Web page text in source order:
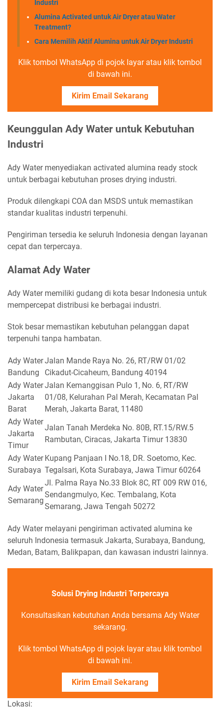
Industri
Alumina Activated untuk Air Dryer atau Water
Treatment?
Cara Memilih Aktif Alumina untuk Air Dryer Industri
Klik tombol WhatsApp di pojok layar atau klik tombol
di bawah ini.
Kirim Email Sekarang
Keunggulan Ady Water untuk Kebutuhan
Industri
Ady Water menyediakan activated alumina ready stock
untuk berbagai kebutuhan proses drying industri.
Produk dilengkapi COA dan MSDS untuk memastikan
standar kualitas industri terpenuhi.
Pengiriman tersedia ke seluruh Indonesia dengan layanan
cepat dan terpercaya.
Alamat Ady Water
Ady Water memiliki gudang di kota besar Indonesia untuk
mempercepat distribusi ke berbagai industri.
Stok besar memastikan kebutuhan pelanggan dapat
terpenuhi tanpa hambatan.
Ady Water
Bandung
Jalan Mande Raya No. 26, RT/RW 01/02
Cikadut-Cicaheum, Bandung 40194
Ady Water
Jakarta
Barat
Jalan Kemanggisan Pulo 1, No. 6, RT/RW
01/08, Kelurahan Pal Merah, Kecamatan Pal
Merah, Jakarta Barat, 11480
Ady Water
Jakarta
Timur
Jalan Tanah Merdeka No. 80B, RT.15/RW.5
Rambutan, Ciracas, Jakarta Timur 13830
Ady Water
Surabaya
Kupang Panjaan I No.18, DR. Soetomo, Kec.
Tegalsari, Kota Surabaya, Jawa Timur 60264
Ady Water
Semarang
Jl. Palma Raya No.33 Blok 8C, RT 009 RW 016,
Sendangmulyo, Kec. Tembalang, Kota
Semarang, Jawa Tengah 50272
Ady Water melayani pengiriman activated alumina ke
seluruh Indonesia termasuk Jakarta, Surabaya, Bandung,
Medan, Batam, Balikpapan, dan kawasan industri lainnya.
Solusi Drying Industri Terpercaya
Konsultasikan kebutuhan Anda bersama Ady Water
sekarang.
Klik tombol WhatsApp di pojok layar atau klik tombol
di bawah ini.
Kirim Email Sekarang
Lokasi: